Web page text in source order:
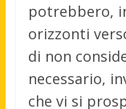
potrebbero,
orizzonti
di non
necessario,
che vi si